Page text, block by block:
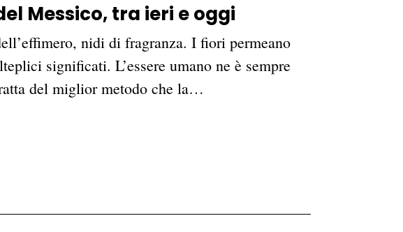
Messico, tra ieri e oggi
nidi di fragranza. I fiori permeano
significati. L’essere umano ne è sempre
del miglior metodo che la…